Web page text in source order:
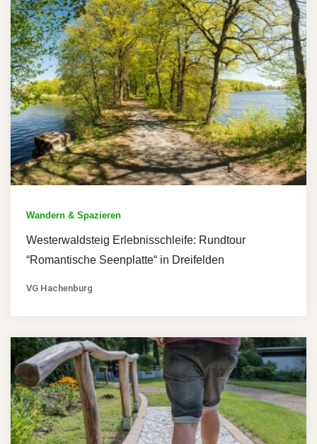
Wandern & Spazieren
Westerwaldsteig Erlebnisschleife: Rundtour
“Romantische Seenplatte“ in Dreifelden
VG Hachenburg